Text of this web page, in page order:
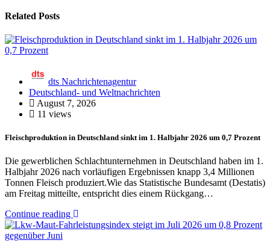
Related Posts
dts Nachrichtenagentur
Deutschland- und Weltnachrichten
August 7, 2026
11 views
Fleischproduktion in Deutschland sinkt im 1. Halbjahr 2026 um 0,7 Prozent
Die gewerblichen Schlachtunternehmen in Deutschland haben im 1.
Halbjahr 2026 nach vorläufigen Ergebnissen knapp 3,4 Millionen
Tonnen Fleisch produziert.Wie das Statistische Bundesamt (Destatis)
am Freitag mitteilte, entspricht dies einem Rückgang…
Continue reading